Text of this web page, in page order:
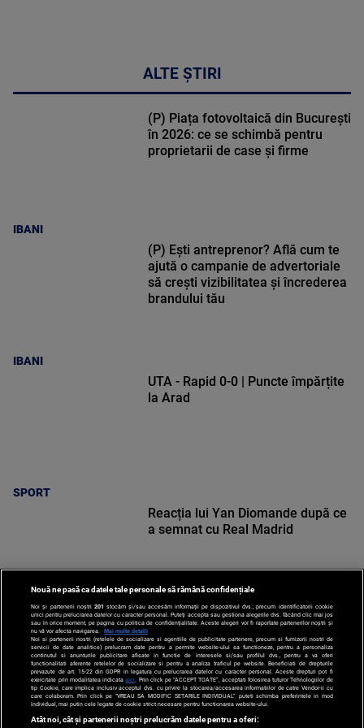
ALTE ȘTIRI
IBANI
(P) Piața fotovoltaică din București
în 2026: ce se schimbă pentru
proprietarii de case și firme
IBANI
(P) Ești antreprenor? Află cum te
ajută o campanie de advertoriale
să crești vizibilitatea și încrederea
brandului tău
SPORT
UTA - Rapid 0-0 | Puncte împărțite
la Arad
SPORT
Reacția lui Yan Diomande după ce
a semnat cu Real Madrid
Nouă ne pasă ca datele tale personale să rămână confidențiale
Noi și partenerii noștri 201 stocăm și/sau accesăm informații pe dispozitivul dvs., precum identificatorii cookie
unici pentru prelucrarea datelor cu caracter personal. Puteți accepta sau gestiona alegerile dvs. făcând clic mai jos
sau în orice moment, pe pagina cu politica de confidențialitate. Aceste alegeri vor fi raportate partenerilor noștri și
nu vă vor afecta navigarea.
Mai multe detalii
Noi si partenerii nostri (retelele de socializare si agentiile de publicitate partenere, precum si furnizorii nostri de
servicii de date analitice) prelucram date pentru a permite website-ului sa functioneze, pentru a personaliza
continutul si anunturile publicitare afisate in functie de interesele si/sau profilul dvs., pentru a va oferi
functionalitati aferente retelelor de socializare si pentru a analiza traficul pe website. Beneficiati de drepturile
prevazute de art. 15-22 din GDPR in legatura cu prelucrarea datelor cu caracter personal. Aceste drepturi pot fi
exercitate prin modalitatea indicataaici . Prin click pe “ACCEPT TOATE”, acceptati folosirea tuturor Tehnologiilor de
tip Cookie, care implica inclusiv acceptul dvs. cu privire la stocarea/accesarea informatiilor de catre Vendor-ii cu
care colaboram. Prin click pe “VREAU SA MODIFIC SETARILE INDIVIDUAL” puteti schimba preferintele in mod
individual, mai putin cele legate de cookie strict necesare pentru functionarea website-ului.
Atât noi, cât și partenerii noștri prelucrăm datele pentru a oferi: